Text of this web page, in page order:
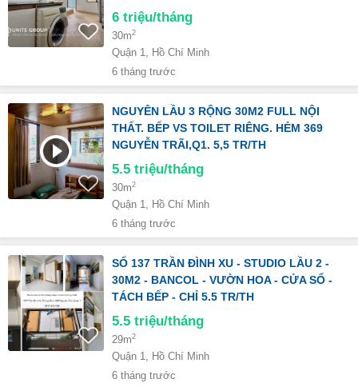
6 triệu/tháng
30m2
Quận 1, Hồ Chí Minh
6 tháng trước
NGUYÊN LẦU 3 RỘNG 30M2 FULL NỘI
THẤT. BẾP VS TOILET RIÊNG. HẺM 369
NGUYỄN TRÃI,Q1. 5,5 TR/TH
5.5 triệu/tháng
30m2
Quận 1, Hồ Chí Minh
6 tháng trước
SỐ 137 TRẦN ĐÌNH XU - STUDIO LẦU 2 -
30M2 - BANCOL - VƯỜN HOA - CỬA SỔ -
TÁCH BẾP - CHỈ 5.5 TR/TH
5.5 triệu/tháng
29m2
Quận 1, Hồ Chí Minh
6 tháng trước